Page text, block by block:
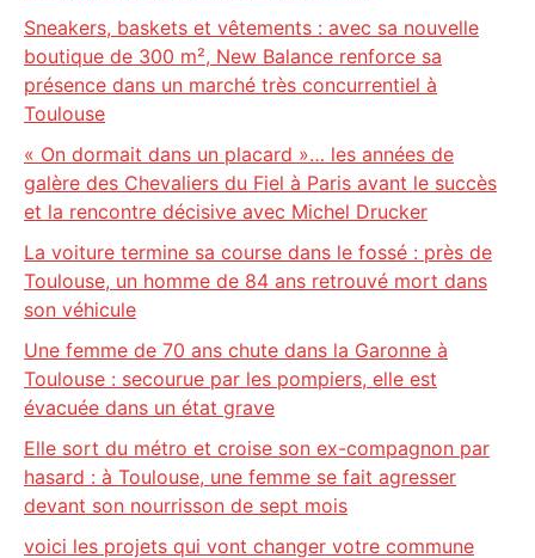
Sneakers, baskets et vêtements : avec sa nouvelle
boutique de 300 m², New Balance renforce sa
présence dans un marché très concurrentiel à
Toulouse
« On dormait dans un placard »… les années de
galère des Chevaliers du Fiel à Paris avant le succès
et la rencontre décisive avec Michel Drucker
La voiture termine sa course dans le fossé : près de
Toulouse, un homme de 84 ans retrouvé mort dans
son véhicule
Une femme de 70 ans chute dans la Garonne à
Toulouse : secourue par les pompiers, elle est
évacuée dans un état grave
Elle sort du métro et croise son ex-compagnon par
hasard : à Toulouse, une femme se fait agresser
devant son nourrisson de sept mois
voici les projets qui vont changer votre commune